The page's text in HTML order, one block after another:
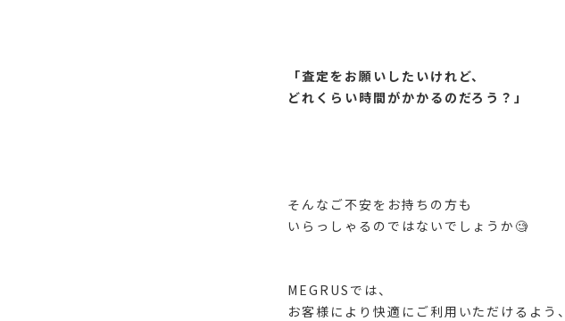
「査定をお願いしたいけれど、
どれくらい時間がかかるのだろう？」
そんなご不安をお持ちの方も
いらっしゃるのではないでしょうか🧐
MEGRUSでは、
お客様により快適にご利用いただけるよう、